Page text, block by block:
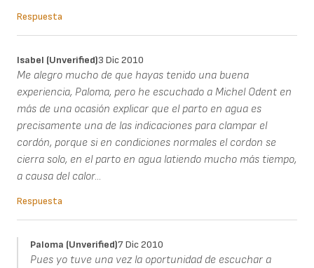
Respuesta
Isabel (unverified)3 Dic 2010
Me alegro mucho de que hayas tenido una buena
experiencia, Paloma, pero he escuchado a Michel Odent en
más de una ocasión explicar que el parto en agua es
precisamente una de las indicaciones para clampar el
cordón, porque si en condiciones normales el cordon se
cierra solo, en el parto en agua latiendo mucho más tiempo,
a causa del calor...
Respuesta
Paloma (unverified)7 Dic 2010
Pues yo tuve una vez la oportunidad de escuchar a